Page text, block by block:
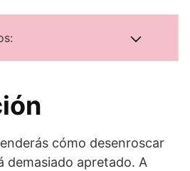
cómo desenroscar
demasiado apretado. A